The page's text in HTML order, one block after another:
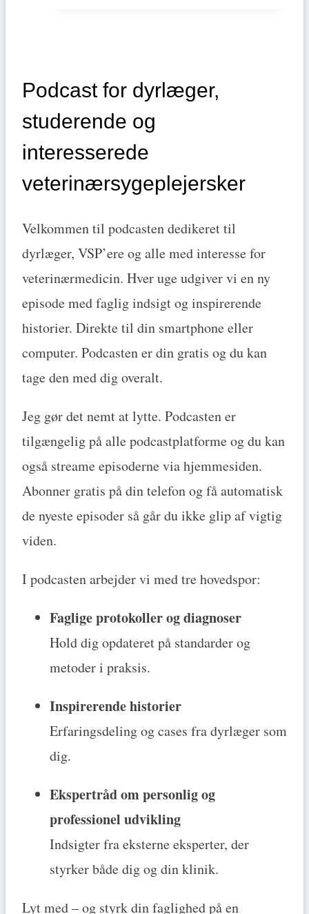
–
guide
til
den
ansatte
med
Amy
Newfield
Podcast for dyrlæger,
studerende og
interesserede
veterinærsygeplejersker
Velkommen til podcasten dedikeret til
dyrlæger, VSP’ere og alle med interesse for
veterinærmedicin. Hver uge udgiver vi en ny
episode med faglig indsigt og inspirerende
historier. Direkte til din smartphone eller
computer. Podcasten er din gratis og du kan
tage den med dig overalt.
Jeg gør det nemt at lytte. Podcasten er
tilgængelig på alle podcastplatforme og du kan
også streame episoderne via hjemmesiden.
Abonner gratis på din telefon og få automatisk
de nyeste episoder så går du ikke glip af vigtig
viden.
I podcasten arbejder vi med tre hovedspor:
Faglige protokoller og diagnoser
Hold dig opdateret på standarder og
metoder i praksis.
Inspirerende historier
Erfaringsdeling og cases fra dyrlæger som
dig.
Ekspertråd om personlig og
professionel udvikling
Indsigter fra eksterne eksperter, der
styrker både dig og din klinik.
Lyt med – og styrk din faglighed på en